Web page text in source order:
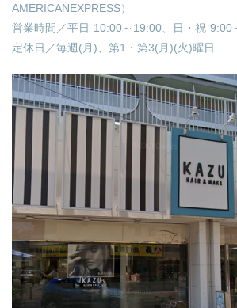
AMERICANEXPRESS）
営業時間／平日 10:00～19:00、日・祝 9:00
定休日／毎週(月)、第1・第3(月)(火)曜日